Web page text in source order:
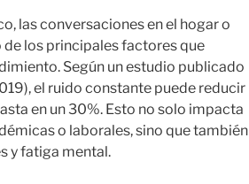
las conversaciones en el hogar o
los principales factores que
Según un estudio publicado
el ruido constante puede reducir
en un 30%. Esto no solo impacta
o laborales, sino que también
y fatiga mental.